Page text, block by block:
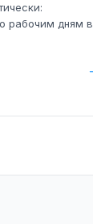
рабочим дням в